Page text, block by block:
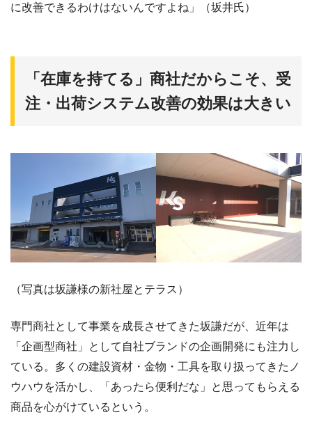
に改善できるわけはないんですよね」（坂井氏）
「在庫を持てる」商社だからこそ、受
注・出荷システム改善の効果は大きい
（写真は坂謙様の新社屋とテラス）
専門商社として事業を成長させてきた坂謙だが、近年は
「企画型商社」として自社ブランドの企画開発にも注力し
ている。多くの建設資材・金物・工具を取り扱ってきたノ
ウハウを活かし、「あったら便利だな」と思ってもらえる
商品を心がけているという。